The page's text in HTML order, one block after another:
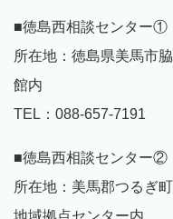
■徳島西相談センター①
所在地：徳島県美馬市
館内
TEL：088-657-7191
■徳島西相談センター②
所在地：美馬郡つるぎ